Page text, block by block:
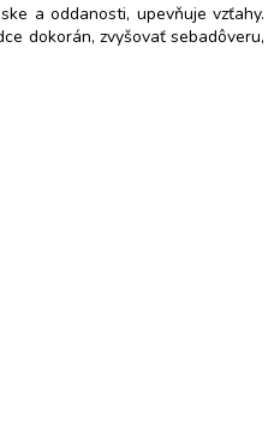
a oddanosti, upevňuje vzťahy.
dokorán, zvyšovať sebadôveru,